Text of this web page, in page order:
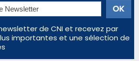
Porto Latino évacué en urgence
Mosimann
de saison marqué par une
dans les restaurants